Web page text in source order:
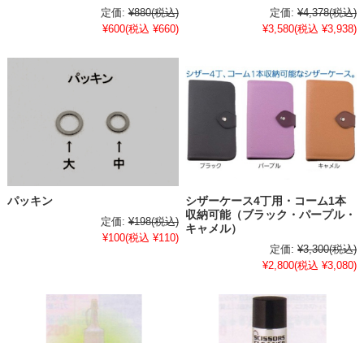
定価: ¥880(税込)
¥600(税込 ¥660)
定価: ¥4,378(税込)
¥3,580(税込 ¥3,938)
パッキン
定価: ¥198(税込)
¥100(税込 ¥110)
シザーケース4丁用・コーム1本
収納可能（ブラック・パープル・
キャメル）
定価: ¥3,300(税込)
¥2,800(税込 ¥3,080)